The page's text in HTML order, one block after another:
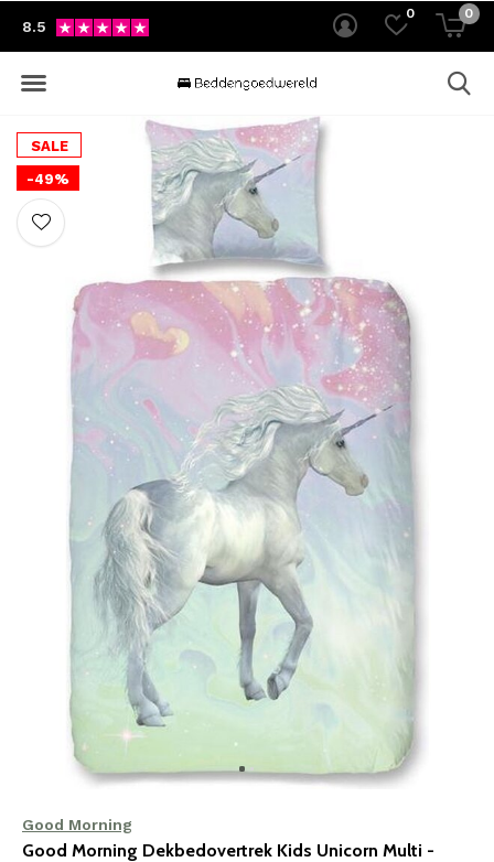
0 0
8.5
SALE
-49%
Good Morning
Good Morning Dekbedovertrek Kids Unicorn Multi -